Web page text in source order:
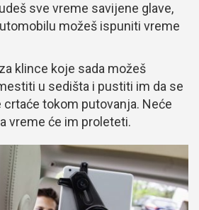
sve vreme savijene glave,
možeš ispuniti vreme
klince koje sada možeš
u sedišta i pustiti im da se
tokom putovanja. Neće
vreme će im proleteti.